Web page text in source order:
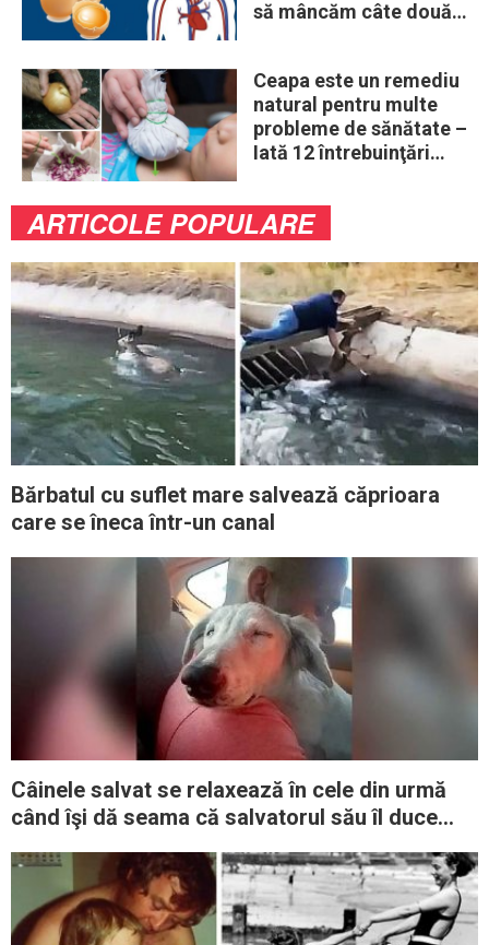
să mâncăm câte două
Ceapa este un remediu
natural pentru multe
probleme de sănătate –
Iată 12 întrebuinţări
ARTICOLE POPULARE
Bărbatul cu suflet mare salvează căprioara
care se îneca într-un canal
Câinele salvat se relaxează în cele din urmă
când îşi dă seama că salvatorul său îl duce